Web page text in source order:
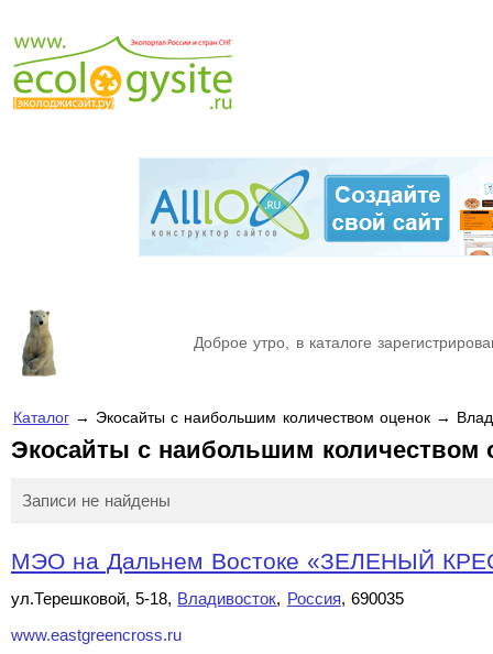
Доброе утро, в каталоге
Каталог→ Экосайты с наибольшим количеством оценок →
Экосайты с наибольшим количеством
Записи не найдены
МЭО на Дальнем Востоке «ЗЕЛЕНЫЙ
ул.Терешковой, 5-18, Владивосток, Россия, 690035
www.eastgreencross.ru